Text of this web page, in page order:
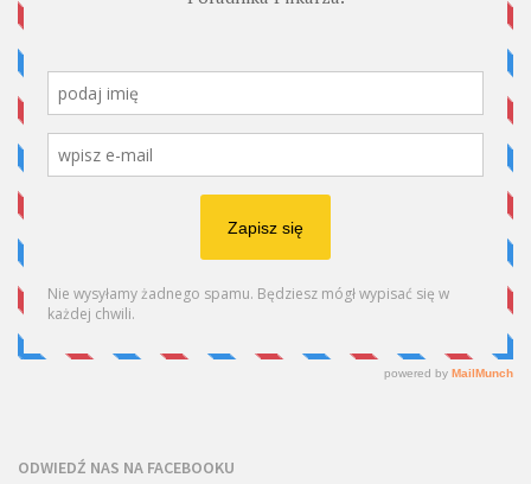
ODWIEDŹ NAS NA FACEBOOKU